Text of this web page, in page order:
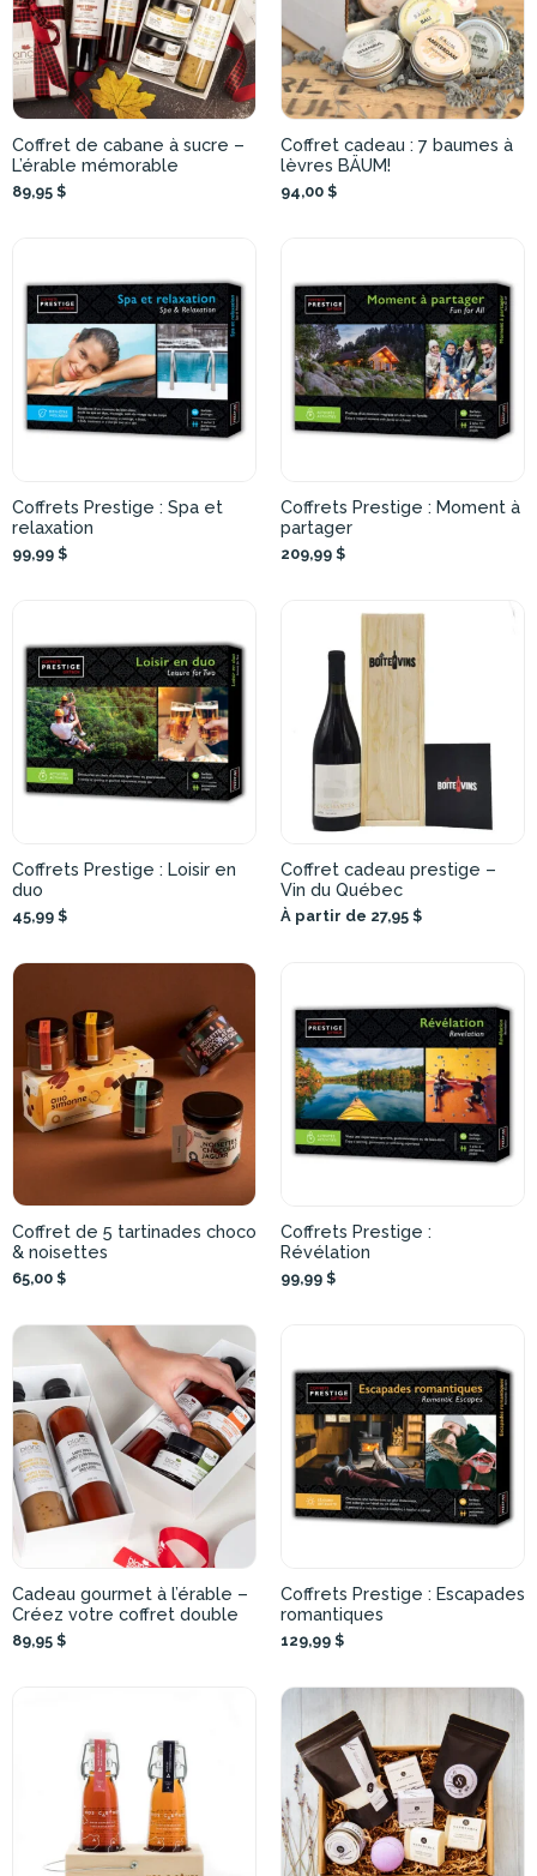
Coffret de cabane à sucre –
L’érable mémorable
89,95 $
Coffret cadeau : 7 baumes à
lèvres BÄUM!
94,00 $
Coffrets Prestige : Spa et
relaxation
99,99 $
Coffrets Prestige : Moment à
partager
209,99 $
Coffrets Prestige : Loisir en
duo
45,99 $
Coffret cadeau prestige –
Vin du Québec
À partir de 27,95 $
Coffret de 5 tartinades choco
& noisettes
65,00 $
Coffrets Prestige :
Révélation
99,99 $
Cadeau gourmet à l’érable –
Créez votre coffret double
89,95 $
Coffrets Prestige : Escapades
romantiques
129,99 $